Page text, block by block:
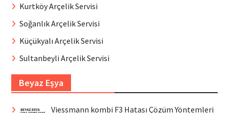
Kurtköy Arçelik Servisi
Soğanlık Arçelik Servisi
Küçükyalı Arçelik Servisi
Sultanbeyli Arçelik Servisi
Beyaz Eşya
Viessmann kombi F3 Hatası Çözüm Yöntemleri